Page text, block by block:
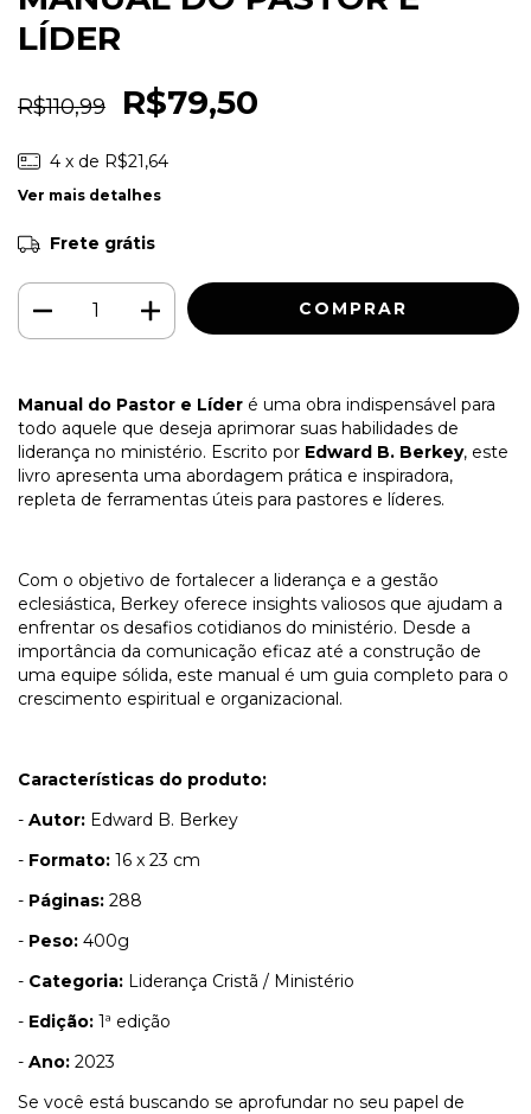
LÍDER
R$110,99 R$79,50
4 x de R$21,64
Ver mais detalhes
Frete grátis
Manual do Pastor e Líder é uma obra indispensável para
todo aquele que deseja aprimorar suas habilidades de
liderança no ministério. Escrito por Edward B. Berkey, este
livro apresenta uma abordagem prática e inspiradora,
repleta de ferramentas úteis para pastores e líderes.
Com o objetivo de fortalecer a liderança e a gestão
eclesiástica, Berkey oferece insights valiosos que ajudam a
enfrentar os desafios cotidianos do ministério. Desde a
importância da comunicação eficaz até a construção de
uma equipe sólida, este manual é um guia completo para o
crescimento espiritual e organizacional.
Características do produto:
- Autor: Edward B. Berkey
- Formato: 16 x 23 cm
- Páginas: 288
- Peso: 400g
- Categoria: Liderança Cristã / Ministério
- Edição: 1ª edição
- Ano: 2023
Se você está buscando se aprofundar no seu papel de